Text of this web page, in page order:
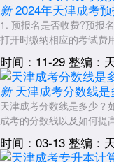
以上就是关于：“2026
更多内容，可以持续关注
以上就是关于：“2026年
更多内容，可以持续关注
展开全文
新 2024年天津成考
1. 预报名是否收费?预报
打开时缴纳相应的考试费
时间：11-29 整编：
新 天津成考分数线
天津成考分数线是多少？
成考的分数线以及如何提
时间：03-13 整编：